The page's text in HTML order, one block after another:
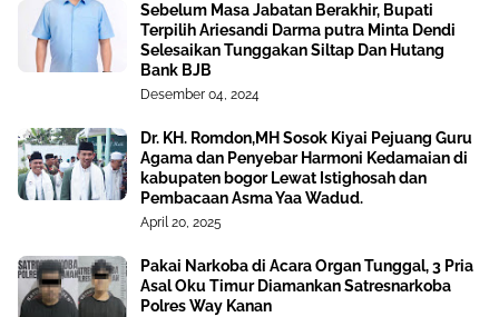
Sebelum Masa Jabatan Berakhir, Bupati
Terpilih Ariesandi Darma putra Minta Dendi
Selesaikan Tunggakan Siltap Dan Hutang
Bank BJB
Desember 04, 2024
Dr. KH. Romdon,MH Sosok Kiyai Pejuang Guru
Agama dan Penyebar Harmoni Kedamaian di
kabupaten bogor Lewat Istighosah dan
Pembacaan Asma Yaa Wadud.
April 20, 2025
Pakai Narkoba di Acara Organ Tunggal, 3 Pria
Asal Oku Timur Diamankan Satresnarkoba
Polres Way Kanan